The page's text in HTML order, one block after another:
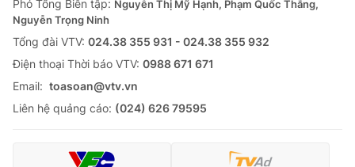
Phó Tổng Biên tập: Nguyễn Thị Mỹ Hạnh, Phạm Quốc Thắng,
Nguyễn Trọng Ninh
Tổng đài VTV: 024.38 355 931 - 024.38 355 932
Ðiện thoại Thời báo VTV: 0988 671 671
Email: toasoan@vtv.vn
Liên hệ quảng cáo: (024) 626 79595